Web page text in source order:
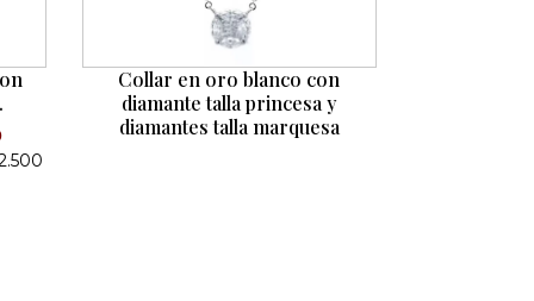
Collar en oro blanco con
diamante talla princesa y
diamantes talla marquesa